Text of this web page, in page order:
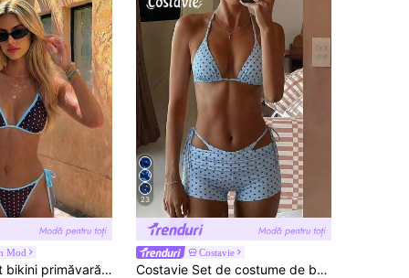
Mod
Swim Mod Set bikini primăvară/vară 2026, cu bretele spaghete, albastru + bază maro aleatoriu, albastru, cu buline, legături laterale, stil dulce de vacanță, potrivit pentru fotografii la plajă, set bikini pentru femei, set 2 piese, costum de baie cu buline, costum de baie pentru femei, costum de baie de vacanță
23
Costavie
Costavie Set de costume de baie pentru femei, model vară, cu imprimeu triunghiular, cu noduri laterale și pliuri, pentru vacanță la plajă, nou, pentru ceai de după-amiază, nou